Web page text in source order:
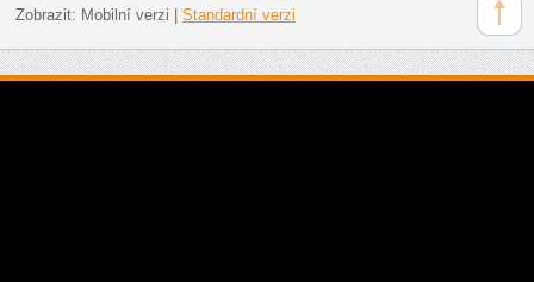
Zobrazit: Mobilní verzi Standardní verzi